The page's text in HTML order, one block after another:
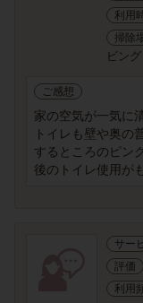
利用
掃除
ビン
ご感想
家の空気が一気に
トイレも壁や奥の
するところのピン
後のトイレ使用が
サー
評価
利用